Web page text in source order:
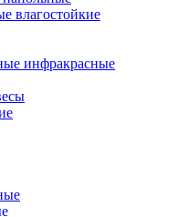
влагостойкие
инфракрасные